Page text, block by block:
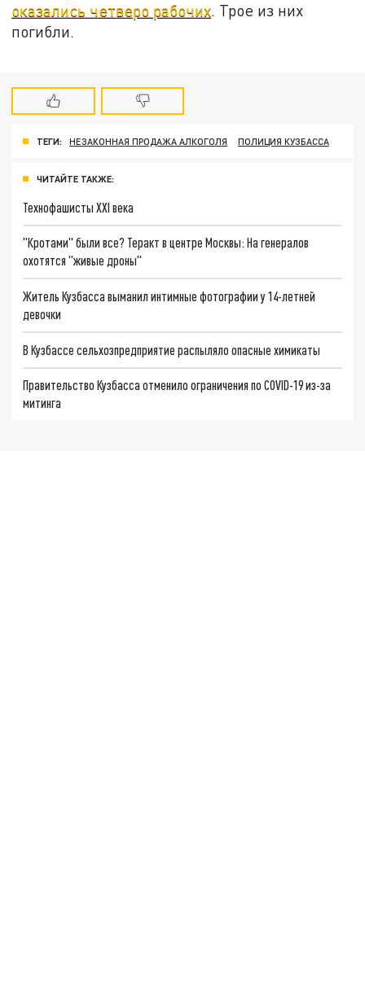
оказались четверо рабочих. Трое из них
погибли.
ТЕГИ: НЕЗАКОННАЯ ПРОДАЖА АЛКОГОЛЯ ПОЛИЦИЯ КУЗБАССА
ЧИТАЙТЕ ТАКЖЕ:
Технофашисты XXI века
"Кротами" были все? Теракт в центре Москвы: На генералов
охотятся "живые дроны"
Житель Кузбасса выманил интимные фотографии у 14-летней
девочки
В Кузбассе сельхозпредприятие распыляло опасные химикаты
Правительство Кузбасса отменило ограничения по COVID-19 из-за
митинга